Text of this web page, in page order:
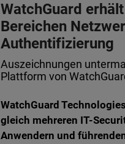
WatchGuard
Bereichen
Authentifizierung
Auszeichnungen
Plattform von
WatchGuard
gleich mehreren IT-
Anwendern und